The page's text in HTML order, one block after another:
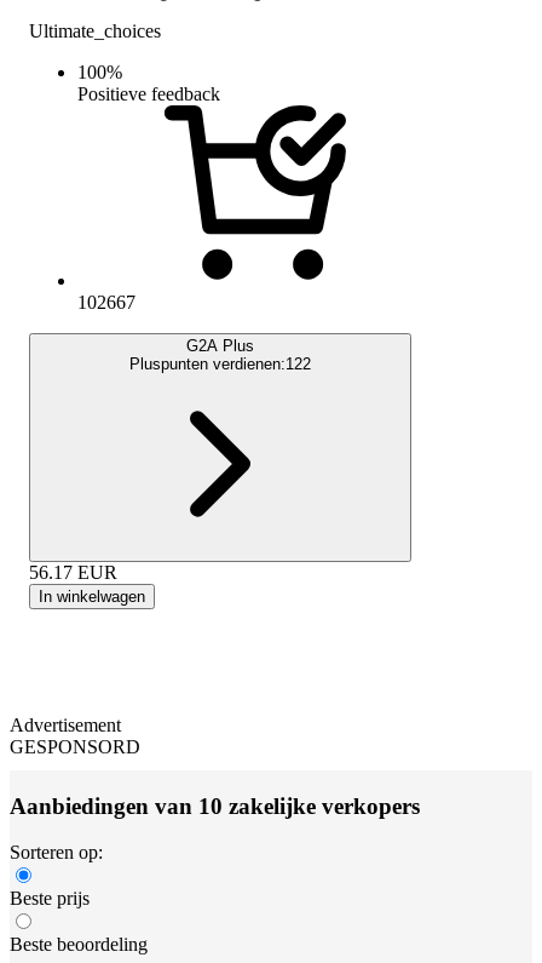
Ultimate_choices
100%
Positieve feedback
102667
G2A Plus
Pluspunten verdienen:122
56.17 EUR
In winkelwagen
Advertisement
GESPONSORD
Aanbiedingen van 10 zakelijke verkopers
Sorteren op:
Beste prijs
Beste beoordeling